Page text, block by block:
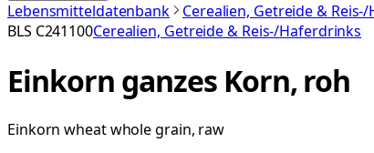
Lebensmitteldatenbank Cerealien, Getreide &
BLS C241100Cerealien, Getreide & Reis-/Haferdrinks
Einkorn ganzes Korn, roh
Einkorn wheat whole grain, raw